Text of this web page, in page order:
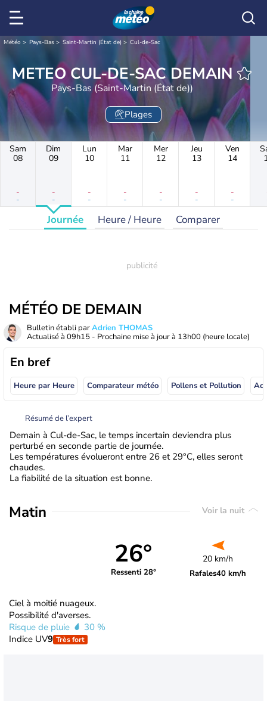
Météo Pays-Bas Saint-Martin (État de) Cul-de-Sac
METEO CUL-DE-SAC DEMAIN
Pays-Bas (Saint-Martin (État de))
Plages
Sam
08
-
-
Dim
09
-
-
Lun
10
-
-
Mar
11
-
-
Mer
12
-
-
Jeu
13
-
-
Ven
14
-
-
Journée Heure / Heure Comparer
MÉTÉO DE DEMAIN
Bulletin établi parAdrien THOMAS
Actualisé à 09h15 - Prochaine mise à jour à 13h00 (heure locale)
En bref
Heure par Heure Comparateur météo Pollens et Pollution
Résumé de l’expert
Demain à Cul-de-Sac, le temps incertain deviendra plus
perturbé en seconde partie de journée.
Les températures évolueront entre 26 et 29°C, elles seront
chaudes.
La fiabilité de la situation est bonne.
Matin Voir la nuit
26°
Ressenti 28°
20 km/h
Rafales40 km/h
Ciel à moitié nuageux.
Possibilité d'averses.
Risque de pluie
30 %
Indice UV9 Très fort